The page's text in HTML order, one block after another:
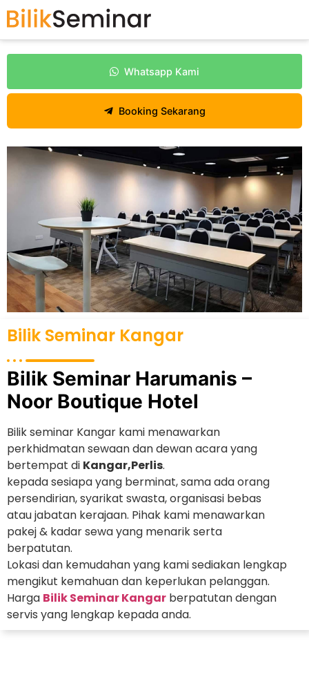
Whatsapp Kami
Booking Sekarang
Bilik Seminar Kangar
Bilik Seminar Harumanis –
Noor Boutique Hotel
Bilik seminar Kangar kami menawarkan
perkhidmatan sewaan dan dewan acara yang
bertempat di Kangar,Perlis.
kepada sesiapa yang berminat, sama ada orang
persendirian, syarikat swasta, organisasi bebas
atau jabatan kerajaan. Pihak kami menawarkan
pakej & kadar sewa yang menarik serta
berpatutan.
Lokasi dan kemudahan yang kami sediakan lengkap
mengikut kemahuan dan keperlukan pelanggan.
Harga Bilik Seminar Kangar berpatutan dengan
servis yang lengkap kepada anda.